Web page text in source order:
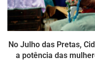
No Julho das Pretas,
a potência das